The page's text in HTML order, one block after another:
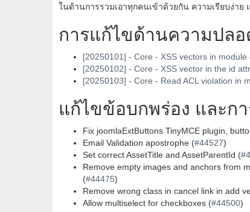
ในด้านการรวมเอาทุกคนเข้าด้วยกัน ความเรียบง่า
การแก้ไขด้านความปลอ
[20250101] - Core - XSS vectors in module
[20250102] - Core - XSS vector in the id
[20250103] - Core - Read ACL violation in
แก้ไขข้อบกพร่อง และกา
Fix joomlaExtButtons TinyMCE plugin,
Email Validation apostrophe (#44527)
Set correct AssetTitle and AssetParentId (
Remove empty images and anchors from
(#44475)
Remove wrong class in cancel link in add
Allow multiselect for checkboxes (#44500)